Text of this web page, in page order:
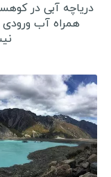
دریاچه آبی در
همراه آب ورودی